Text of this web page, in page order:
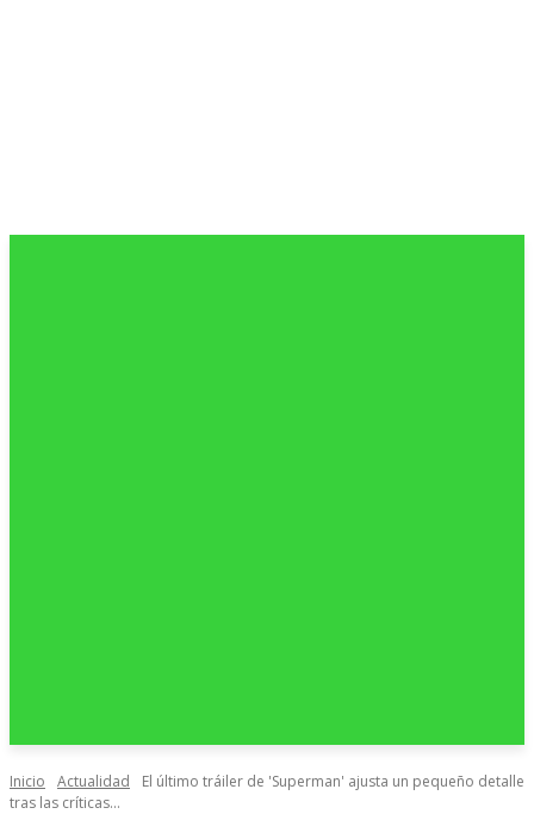
Inicio Actualidad
El último tráiler de 'Superman' ajusta un pequeño detalle
tras las críticas...